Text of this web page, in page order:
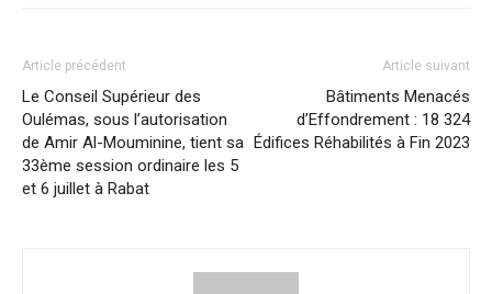
Article précédent
Le Conseil Supérieur des
Oulémas, sous l’autorisation
de Amir Al-Mouminine, tient sa
33ème session ordinaire les 5
et 6 juillet à Rabat
Article suivant
Bâtiments Menacés
d’Effondrement : 18 324
Édifices Réhabilités à Fin 2023